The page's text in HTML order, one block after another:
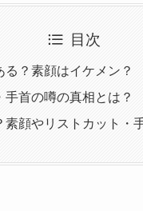
目次
？素顔はイケメン？
首の噂の真相とは？
顔やリストカット・